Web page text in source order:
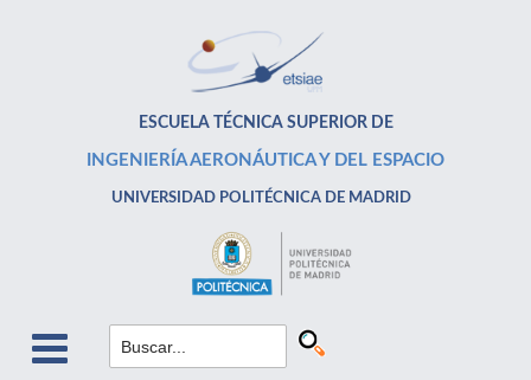
ESCUELA TÉCNICA SUPERIOR DE
INGENIERÍA AERONÁUTICA Y DEL ESPACIO
UNIVERSIDAD POLITÉCNICA DE MADRID